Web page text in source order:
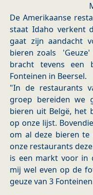
De Amerikaanse
staat Idaho verkent
gaat zijn aandacht
bieren zoals 'Geuze'
bracht tevens een
Fonteinen in Beersel.
"In de restaurants
groep bereiden we
bieren uit Belgë, het
op onze lijst.
om al deze bieren te
onze restaurants
is een markt voor in
mij wel even op de
geuze van 3